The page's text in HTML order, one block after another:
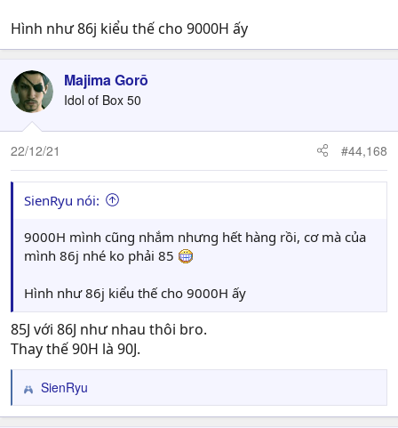
Hình như 86j kiểu thế cho 9000H ấy
Majima Gorō
Idol of Box 50
22/12/21 #44,168
SienRyu nói:
9000H mình cũng nhắm nhưng hết hàng rồi, cơ mà của
mình 86j nhé ko phải 85
Hình như 86j kiểu thế cho 9000H ấy
85J với 86J như nhau thôi bro.
Thay thế 90H là 90J.
R
e
SienRyu